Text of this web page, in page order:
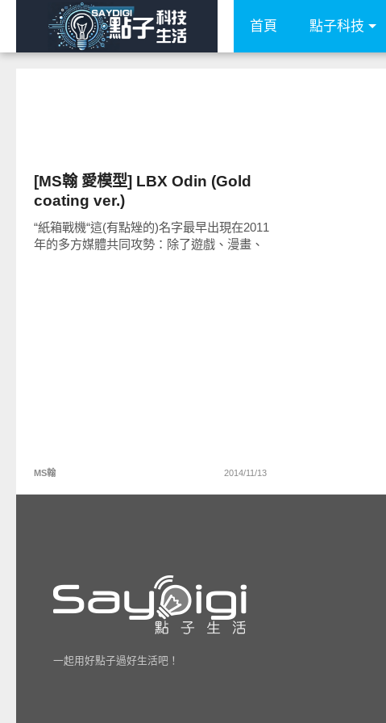
首頁 點子科技
[MS翰 愛模型] LBX Odin (Gold
coating ver.)
“紙箱戰機“這(有點矬的)名字最早出現在2011
年的多方媒體共同攻勢：除了遊戲、漫畫、
MS翰 2014/11/13
一起用好點子過好生活吧！